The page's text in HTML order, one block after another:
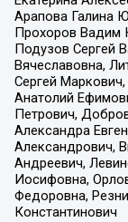
Арапова Галина
Прохоров Вадим
Подузов Сергей
Вячеславовна,
Сергей
Анатолий
Петрович,
Александра
Александрович,
Андреевич,
Иосифовна,
Федоровна,
Константинович